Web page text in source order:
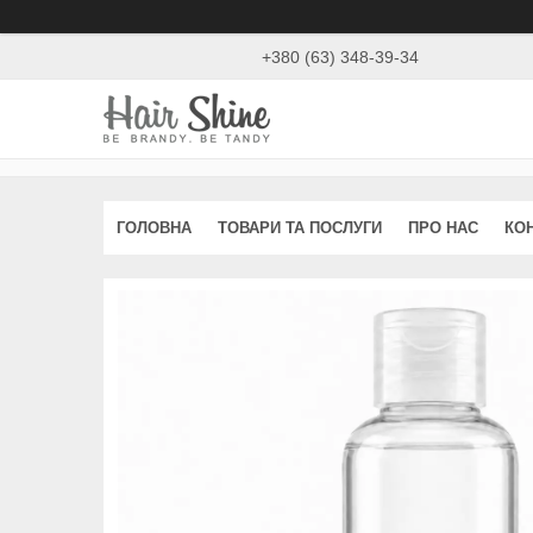
+380 (63) 348-39-34
ГОЛОВНА ТОВАРИ ТА ПОСЛУГИ ПРО НАС